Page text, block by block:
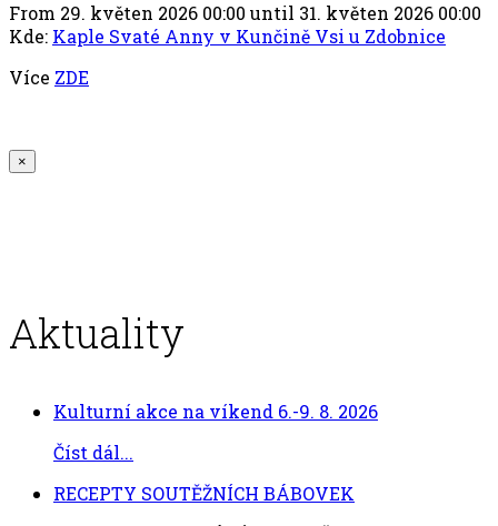
From 29. květen 2026 00:00 until 31. květen 2026 00:00
Kde: Kaple Svaté Anny v Kunčině Vsi u Zdobnice
Více ZDE
×
Aktuality
Kulturní akce na víkend 6.-9. 8. 2026
Číst dál...
RECEPTY SOUTĚŽNÍCH BÁBOVEK